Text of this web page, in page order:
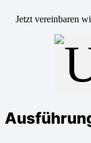
Jetzt vereinbaren